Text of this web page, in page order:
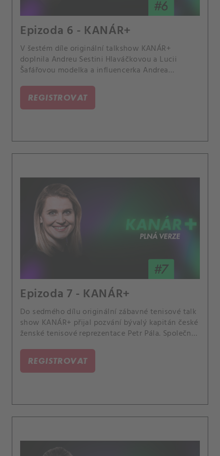
Epizoda 6 - KANÁR+
V šestém díle originální talkshow KANÁR+
doplnila Andreu Sestini Hlaváčkovou a Lucii
Šafářovou modelka a influencerka Andrea
začátcích, reality show nebo kyberšikaně.
REGISTROVAT
Epizoda 7 - KANÁR+
Do sedmého dílu originální zábavné tenisové talk
show KANÁR+ přijal pozvání bývalý kapitán české
ženské tenisové reprezentace Petr Pála. Společně
vzpomínali na zážitky z některých společných
akcí.
REGISTROVAT